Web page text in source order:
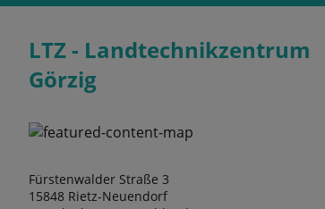
LTZ - Landtechnikzentrum
Görzig
Fürstenwalder Straße 3
15848 Rietz-Neuendorf